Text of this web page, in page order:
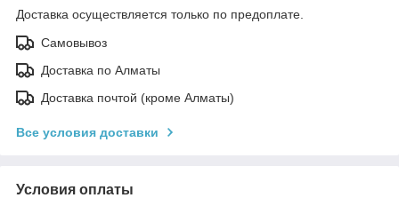
Доставка осуществляется только по предоплате.
Самовывоз
Доставка по Алматы
Доставка почтой (кроме Алматы)
Все условия доставки
Условия оплаты